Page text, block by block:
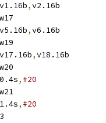
v1.16b,v2.16b
w17
v5.16b,v6.16b
w19
v17.16b,v18.16b
w20
, #20
w21
, #20